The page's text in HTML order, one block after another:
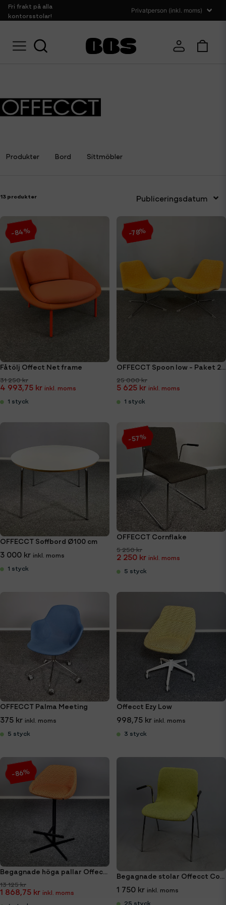
Fri frakt på alla
kontorsstolar!
Hem Offecct
Produkter Bord Sittmöbler
13 produkter Publiceringsdatum
Fåtölj Offect Net frame
31 250 kr
4 993,75 kr
1 styck
-84%
OFFECCT Spoon low - Paket 2st fåtöljer
25 000 kr
5 625 kr
1 styck
-78%
OFFECCT Soffbord Ø100 cm
3 000 kr
1 styck
OFFECCT Cornflake
5 250 kr
2 250 kr
5 styck
-57%
OFFECCT Palma Meeting
375 kr
5 styck
Offecct Ezy Low
998,75 kr
3 styck
Begagnade höga pallar Offecct Ezy
13 125 kr
1 868,75 kr
-86%
Begagnade stolar Offecct Cornflake med armstöd
1 750 kr
25 styck